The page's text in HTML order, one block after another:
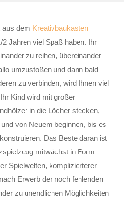
aus dem Kreativbaukasten
2 Jahren viel Spaß haben. Ihr
zu reihen, übereinander
umzustoßen und dann bald
zu verbinden, wird Ihnen viel
Kind wird mit großer
in die Löcher stecken,
von Neuem beginnen, bis es
Das Beste daran ist
mitwächst in Form
Spielwelten, komplizierterer
Erwerb der noch fehlenden
zu unendlichen Möglichkeiten